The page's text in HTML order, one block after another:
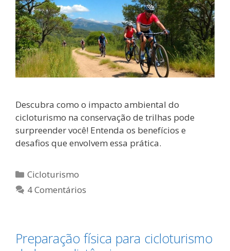
Descubra como o impacto ambiental do
cicloturismo na conservação de trilhas pode
surpreender você! Entenda os benefícios e
desafios que envolvem essa prática.
Categorias
Cicloturismo
4 Comentários
Preparação física para cicloturismo